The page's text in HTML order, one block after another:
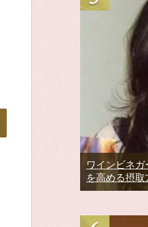
ワインビネ
を高める摂